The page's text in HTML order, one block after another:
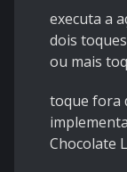
executa a
dois
ou mais
toque fora
Chocolate